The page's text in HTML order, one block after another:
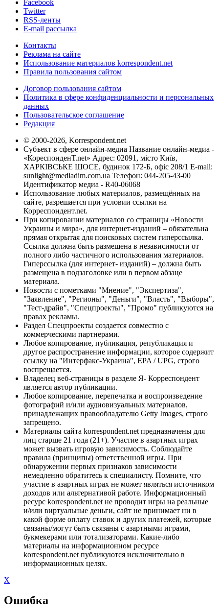
Facebook
Twitter
RSS-ленты
E-mail рассылка
Контакты
Реклама на сайте
Использование материалов korrespondent.net
Правила пользования сайтом
Договор пользования сайтом
Политика в сфере конфиденциальности и персональных
данных
Пользовательское соглашение
Редакция
© 2000-2026, Korrespondent.net
Субъект в сфере онлайн-медиа Название онлайн-медиа -
«КореспонденТ.net» Адрес: 02091, місто Київ,
ХАРКІВСЬКЕ ШОСЕ, будинок 172-Б, офіс 208/1 E-mail:
sunlight@mediadim.com.ua Телефон: 044-205-43-00
Идентификатор медиа - R40-06068
Использование любых материалов, размещённых на
сайте, разрешается при условии ссылки на
Корреспондент.net.
При копировании материалов со страницы «Новости
Украины и мира», для интернет-изданий – обязательна
прямая открытая для поисковых систем гиперссылка.
Ссылка должна быть размещена в независимости от
полного либо частичного использования материалов.
Гиперссылка (для интернет- изданий) – должна быть
размещена в подзаголовке или в первом абзаце
материала.
Новости с пометками "Мнение", "Экспертиза",
"Заявление", "Регионы", "Деньги", "Власть", "Выборы",
"Тест-драйв", "Спецпроекты", "Промо" публикуются на
правах рекламы.
Раздел Спецпроекты создается совместно с
коммерческими партнерами.
Любое копирование, публикация, републикация и
другое распространение информации, которое содержит
ссылку на "Интерфакс-Украина", EPA / UPG, строго
воспрещается.
Владелец веб-страницы в разделе Я- Корреспондент
является автор публикации.
Любое копирование, перепечатка и воспроизведение
фотографий и/или аудиовизуальных материалов,
принадлежащих правообладателю Getty Images, строго
запрещено.
Материалы сайта korrespondent.net предназначены для
лиц старше 21 года (21+). Участие в азартных играх
может вызвать игровую зависимость. Соблюдайте
правила (принципы) ответственной игры. При
обнаружении первых признаков зависимости
немедленно обратитесь к специалисту. Помните, что
участие в азартных играх не может являться источником
доходов или альтернативой работе. Информационный
ресурс korrespondent.net не проводит игры на реальные
и/или виртуальные деньги, сайт не принимает ни в
какой форме оплату ставок и других платежей, которые
связаны/могут быть связаны с азартными играми,
букмекерами или тотализаторами. Какие-либо
материалы на информационном ресурсе
korrespondent.net публикуются исключительно в
информационных целях.
X
Ошибка